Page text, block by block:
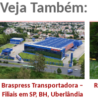
Veja Também:
Braspress Transportadora –
Filiais em SP, BH, Uberlândia